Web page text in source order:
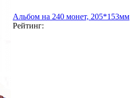
Альбом на 240 монет, 205*153мм
Рейтинг: